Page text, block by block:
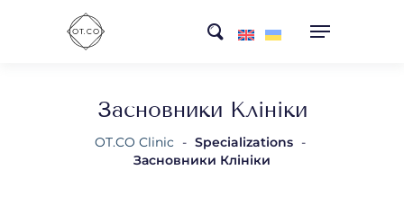
search
Засновники Клініки
OT.CO Clinic - Specializations -
Засновники Клініки